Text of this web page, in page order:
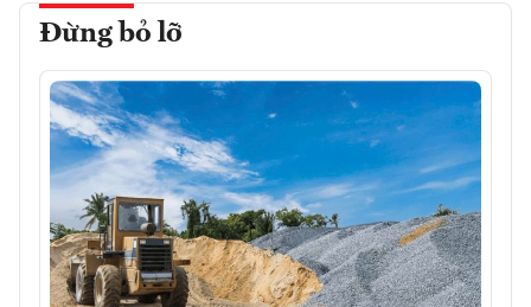
Đừng bỏ lỡ